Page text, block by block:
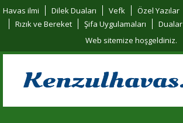
Havas ilmi Dilek Duaları Vefk Özel Yazılar
Rızık ve Bereket
Şifa Uygulamaları
Dualar
Web sitemize hoşgeldiniz.